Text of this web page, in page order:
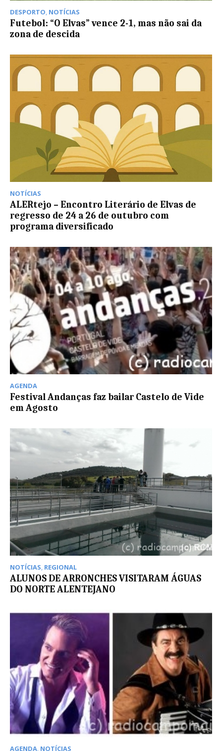
DESPORTO, NOTÍCIAS
Futebol: “O Elvas” vence 2-1, mas não sai da
zona de descida
NOTÍCIAS
ALERtejo – Encontro Literário de Elvas de
regresso de 24 a 26 de outubro com
programa diversificado
AGENDA
Festival Andanças faz bailar Castelo de Vide
em Agosto
NOTÍCIAS, REGIONAL
ALUNOS DE ARRONCHES VISITARAM ÁGUAS
DO NORTE ALENTEJANO
AGENDA, NOTÍCIAS